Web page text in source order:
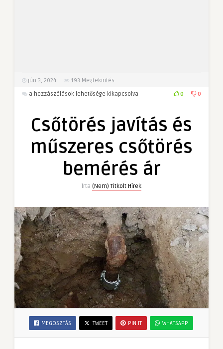
jún 3, 2024 193 Megtekintés
Csőtörés
műszeres
a hozzászólások lehetősége kikapcsolva 0 0
Csőtörés javítás és
műszeres csőtörés
bemérés ár
Írta (Nem) Titkolt Hírek
MEGOSZTÁS TWEET PIN IT WHATSAPP